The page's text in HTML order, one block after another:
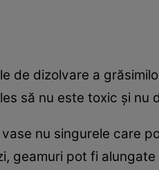
de dizolvare a
să nu este toxic şi nu
nu singurele care
geamuri pot fi